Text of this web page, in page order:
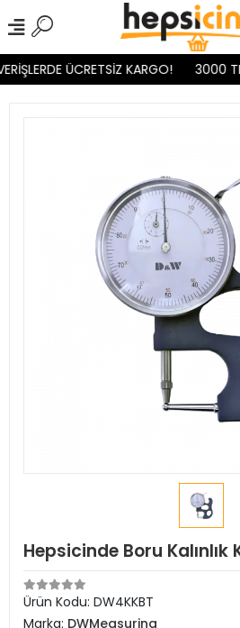
ÜCRETSİZ KARGO! 3000 TL
Hepsicinde Boru
Ürün Kodu: DW4KKBT
Marka: DWMeasuring